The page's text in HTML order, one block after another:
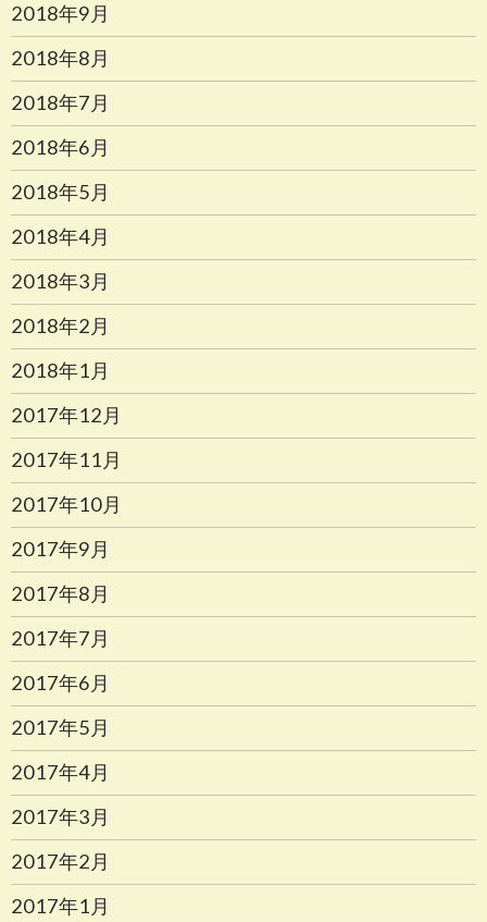
2018年9月
2018年8月
2018年7月
2018年6月
2018年5月
2018年4月
2018年3月
2018年2月
2018年1月
2017年12月
2017年11月
2017年10月
2017年9月
2017年8月
2017年7月
2017年6月
2017年5月
2017年4月
2017年3月
2017年2月
2017年1月